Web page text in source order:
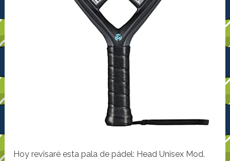
Hoy revisaré esta pala de pádel: Head Unisex Mod.